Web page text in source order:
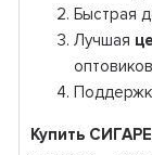
Быстрая
Лучшая
Купить